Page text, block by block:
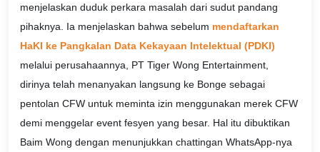
menjelaskan duduk perkara masalah dari sudut pandang
pihaknya. Ia menjelaskan bahwa sebelum mendaftarkan
HaKI ke Pangkalan Data Kekayaan Intelektual (PDKI)
melalui perusahaannya, PT Tiger Wong Entertainment,
dirinya telah menanyakan langsung ke Bonge sebagai
pentolan CFW untuk meminta izin menggunakan merek CFW
demi menggelar event fesyen yang besar. Hal itu dibuktikan
Baim Wong dengan menunjukkan chattingan WhatsApp-nya